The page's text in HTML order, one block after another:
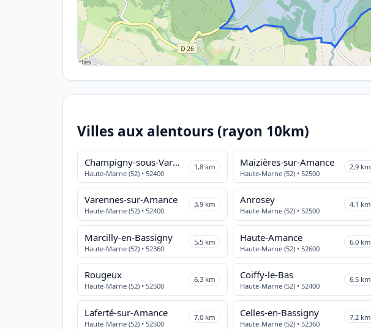
Villes aux alentours (rayon 10km)
Champigny-sous-Varennes
Haute-Marne (52) • 52400
1,8 km Maizières-sur-Amance
Haute-Marne (52) • 52500
2,9 km
Varennes-sur-Amance
Haute-Marne (52) • 52400
3,9 km Anrosey
Haute-Marne (52) • 52500
4,1 km
Marcilly-en-Bassigny
Haute-Marne (52) • 52360
5,5 km Haute-Amance
Haute-Marne (52) • 52600
6,0 km
Rougeux
Haute-Marne (52) • 52500
6,3 km Coiffy-le-Bas
Haute-Marne (52) • 52400
6,5 km
Laferté-sur-Amance
Haute-Marne (52) • 52500
7,0 km Celles-en-Bassigny
Haute-Marne (52) • 52360
7,2 km